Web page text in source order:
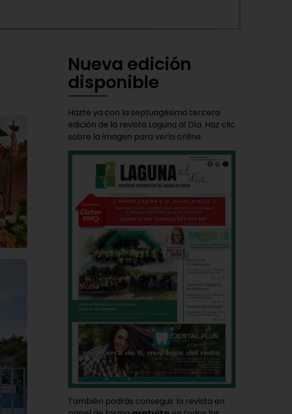
Nueva edición
disponible
Hazte ya con la septuagésima tercera
edición de la revista Laguna al Día. Haz clic
sobre la imagen para verla online.
También podrás conseguir la revista en